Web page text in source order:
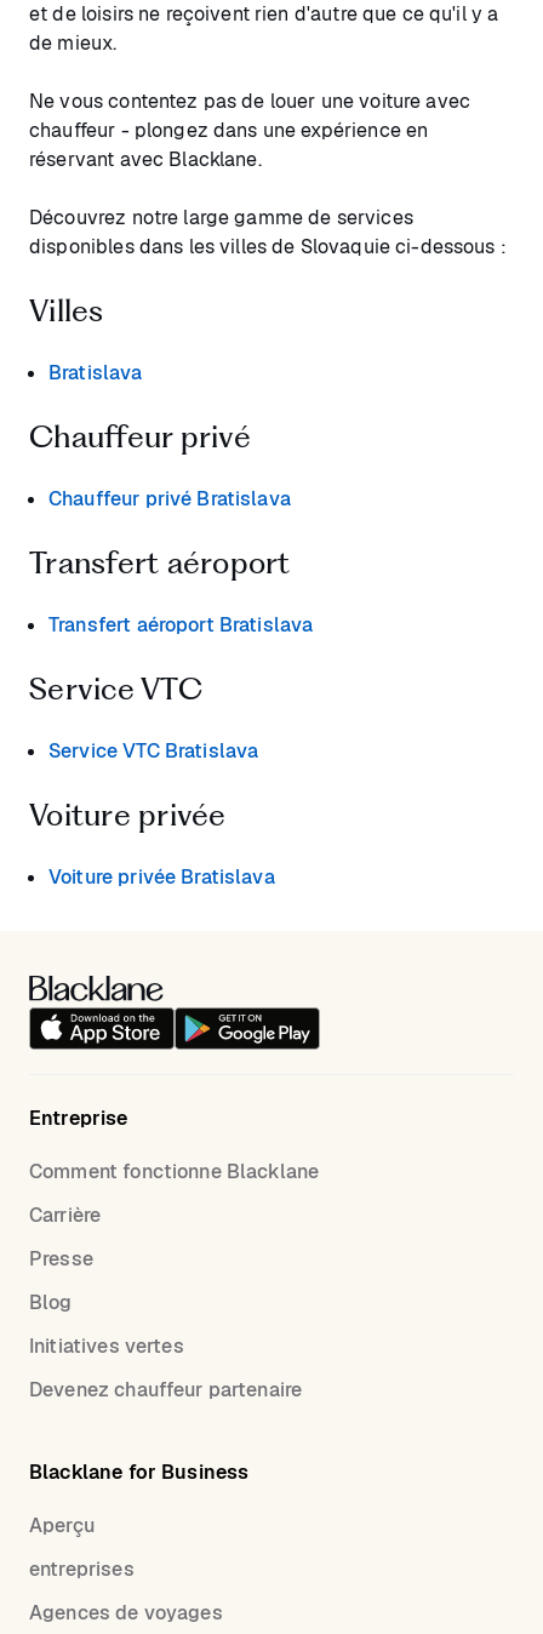
et de loisirs ne reçoivent rien d'autre que ce qu'il y a
de mieux.
Ne vous contentez pas de louer une voiture avec
chauffeur - plongez dans une expérience en
réservant avec Blacklane.
Découvrez notre large gamme de services
disponibles dans les villes de Slovaquie ci-dessous :
Villes
Bratislava
Chauffeur privé
Chauffeur privé Bratislava
Transfert aéroport
Transfert aéroport Bratislava
Service VTC
Service VTC Bratislava
Voiture privée
Voiture privée Bratislava
Entreprise
Comment fonctionne Blacklane
Carrière
Presse
Blog
Initiatives vertes
Devenez chauffeur partenaire
Blacklane for Business
Aperçu
entreprises
Agences de voyages